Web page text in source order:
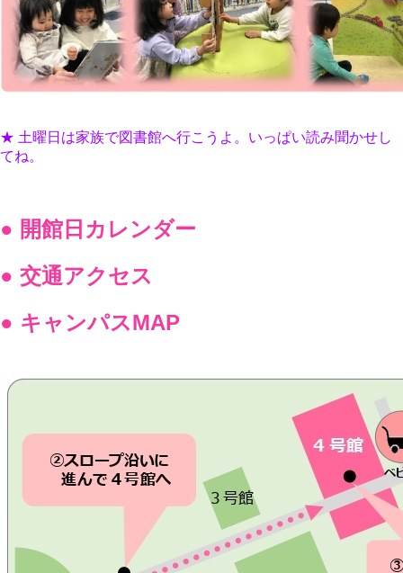
★ 土曜日は家族で図書館へ行こうよ。いっぱい読み聞かせし
てね。
● 開館日カレンダー
● 交通アクセス
● キャンパスMAP